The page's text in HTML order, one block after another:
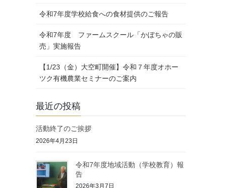
令和7年度学校給食への食材提供のご報告
令和7年度 ファームスクール「かぼちゃの販
売」実施報告
【1/23（金）大空町開催】令和７年度オホー
ツク有機農業セミナーのご案内
最近の投稿
活動終了のご挨拶
2026年4月23日
令和7年度地域活動（学校教育）報
告
2026年3月7日